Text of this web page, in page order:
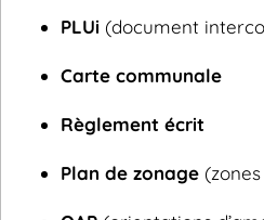
PLUi (document
Carte communale
Règlement écrit
Plan de zonage